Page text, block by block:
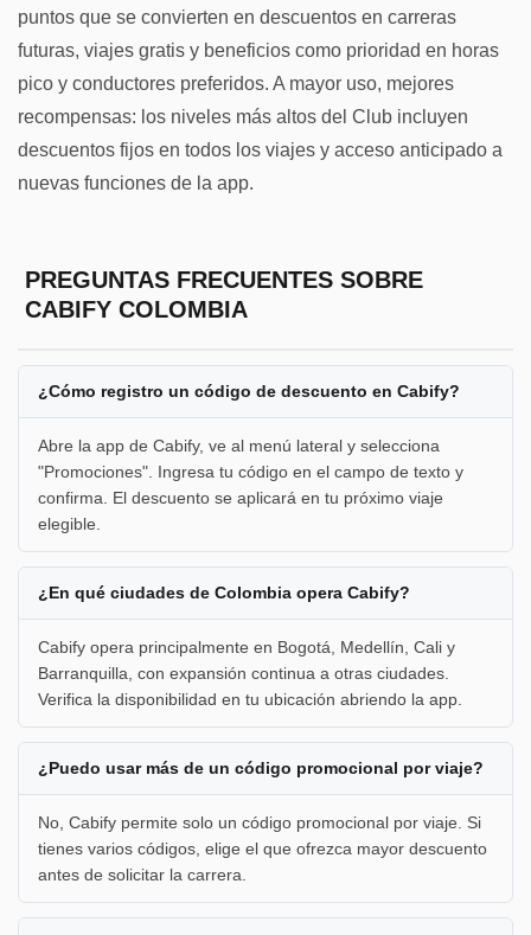
puntos que se convierten en descuentos en carreras
futuras, viajes gratis y beneficios como prioridad en horas
pico y conductores preferidos. A mayor uso, mejores
recompensas: los niveles más altos del Club incluyen
descuentos fijos en todos los viajes y acceso anticipado a
nuevas funciones de la app.
PREGUNTAS FRECUENTES SOBRE
CABIFY COLOMBIA
¿Cómo registro un código de descuento en Cabify?
Abre la app de Cabify, ve al menú lateral y selecciona
"Promociones". Ingresa tu código en el campo de texto y
confirma. El descuento se aplicará en tu próximo viaje
elegible.
¿En qué ciudades de Colombia opera Cabify?
Cabify opera principalmente en Bogotá, Medellín, Cali y
Barranquilla, con expansión continua a otras ciudades.
Verifica la disponibilidad en tu ubicación abriendo la app.
¿Puedo usar más de un código promocional por viaje?
No, Cabify permite solo un código promocional por viaje. Si
tienes varios códigos, elige el que ofrezca mayor descuento
antes de solicitar la carrera.